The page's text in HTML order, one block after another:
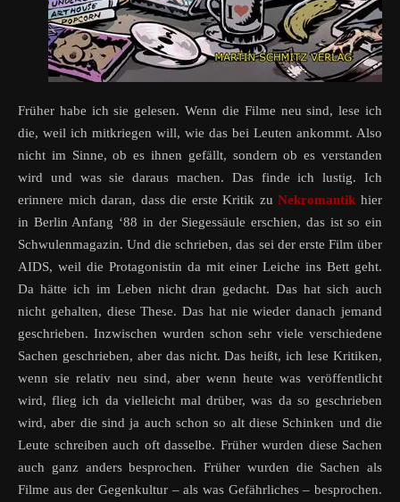
Früher habe ich sie gelesen. Wenn die Filme neu sind, lese ich
die, weil ich mitkriegen will, wie das bei Leuten ankommt. Also
nicht im Sinne, ob es ihnen gefällt, sondern ob es verstanden
wird und was sie daraus machen. Das finde ich lustig. Ich
erinnere mich daran, dass die erste Kritik zuNekromantik hier
in Berlin Anfang ‘88 in der Siegessäule erschien, das ist so ein
Schwulenmagazin. Und die schrieben, das sei der erste Film über
AIDS, weil die Protagonistin da mit einer Leiche ins Bett geht.
Da hätte ich im Leben nicht dran gedacht. Das hat sich auch
nicht gehalten, diese These. Das hat nie wieder danach jemand
geschrieben. Inzwischen wurden schon sehr viele verschiedene
Sachen geschrieben, aber das nicht. Das heißt, ich lese Kritiken,
wenn sie relativ neu sind, aber wenn heute was veröffentlicht
wird, flieg ich da vielleicht mal drüber, was da so geschrieben
wird, aber die sind ja auch schon so alt diese Schinken und die
Leute schreiben auch oft dasselbe. Früher wurden diese Sachen
auch ganz anders besprochen. Früher wurden die Sachen als
Filme aus der Gegenkultur – als was Gefährliches – besprochen.